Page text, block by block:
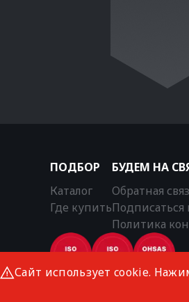
ПОДБОР
Каталог
Где купить
БУДЕМ НА
Обратная
Подписаться
Политика
Сайт использует cookie.